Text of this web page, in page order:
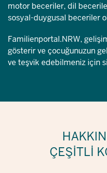
motor beceriler, dil
sosyal-duygusal beceriler
Familienportal.NRW,
gösterir ve çocuğunuzun
ve teşvik edebilmeniz için
ÇEŞITLI